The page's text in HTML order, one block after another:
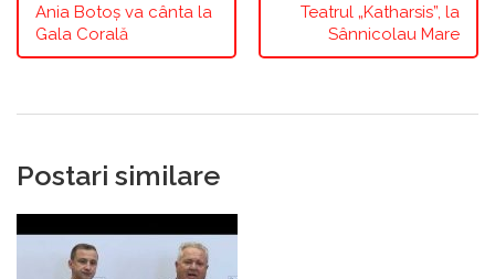
Ania Botoș va cânta la
Gala Corală
Teatrul „Katharsis”, la
Sânnicolau Mare
Postari similare